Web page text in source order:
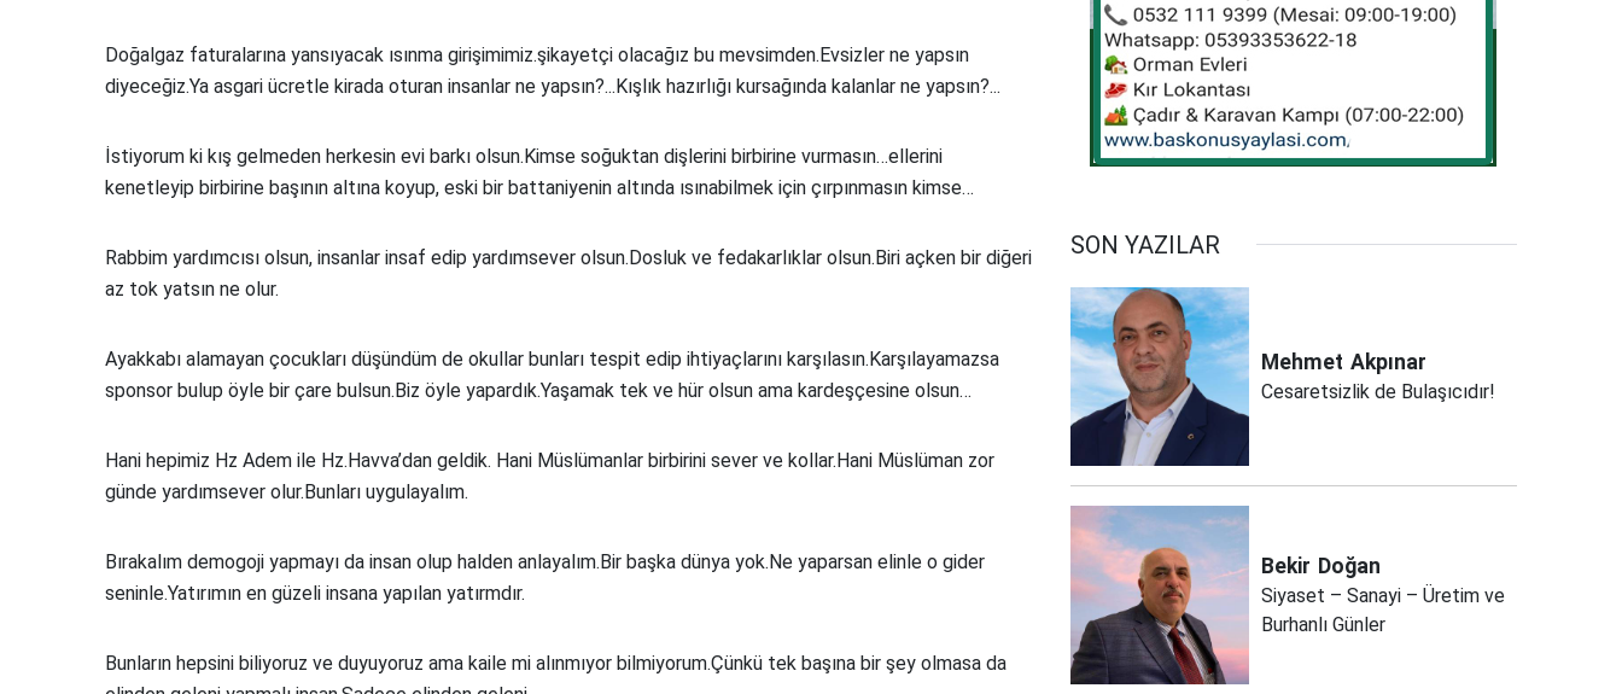
Doğalgaz faturalarına yansıyacak ısınma girişimimiz.şikayetçi olacağız bu mevsimden.Evsizler ne yapsın
diyeceğiz.Ya asgari ücretle kirada oturan insanlar ne yapsın?...Kışlık hazırlığı kursağında kalanlar ne yapsın?...
İstiyorum ki kış gelmeden herkesin evi barkı olsun.Kimse soğuktan dişlerini birbirine vurmasın…ellerini
kenetleyip birbirine başının altına koyup, eski bir battaniyenin altında ısınabilmek için çırpınmasın kimse…
Rabbim yardımcısı olsun, insanlar insaf edip yardımsever olsun.Dosluk ve fedakarlıklar olsun.Biri açken bir diğeri
az tok yatsın ne olur.
Ayakkabı alamayan çocukları düşündüm de okullar bunları tespit edip ihtiyaçlarını karşılasın.Karşılayamazsa
sponsor bulup öyle bir çare bulsun.Biz öyle yapardık.Yaşamak tek ve hür olsun ama kardeşçesine olsun…
Hani hepimiz Hz Adem ile Hz.Havva’dan geldik. Hani Müslümanlar birbirini sever ve kollar.Hani Müslüman zor
günde yardımsever olur.Bunları uygulayalım.
Bırakalım demogoji yapmayı da insan olup halden anlayalım.Bir başka dünya yok.Ne yaparsan elinle o gider
seninle.Yatırımın en güzeli insana yapılan yatırmdır.
Bunların hepsini biliyoruz ve duyuyoruz ama kaile mi alınmıyor bilmiyorum.Çünkü tek başına bir şey olmasa da
SON YAZILAR
Mehmet Akpınar
Cesaretsizlik de Bulaşıcıdır!
Bekir Doğan
Siyaset – Sanayi – Üretim ve
Burhanlı Günler